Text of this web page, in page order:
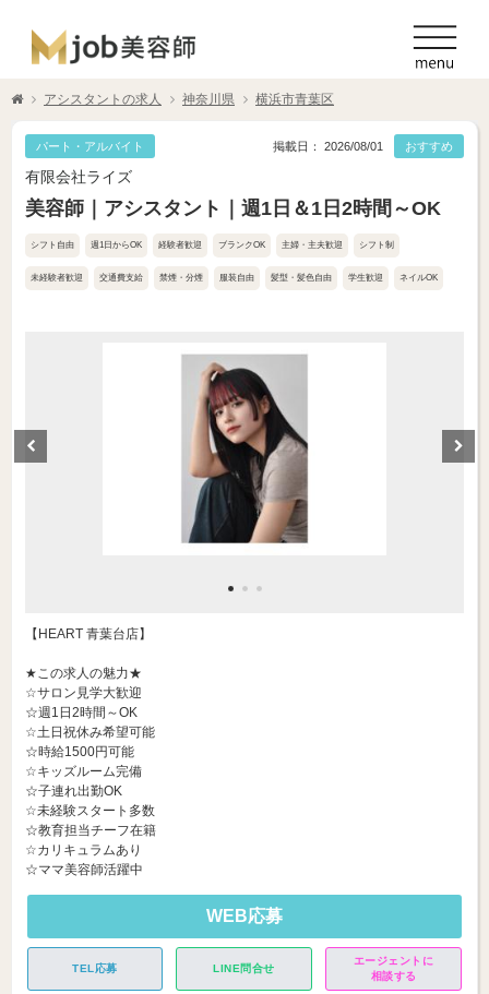
アシスタントの求人 神奈川県 横浜市青葉区
パート・アルバイト おすすめ
掲載日： 2026/08/01
有限会社ライズ
美容師｜アシスタント｜週1日＆1日2時間～OK
シフト自由 週1日からOK 経験者歓迎 ブランクOK 主婦・主夫歓迎 シフト制
未経験者歓迎 交通費支給 禁煙・分煙 服装自由 髪型・髪色自由 学生歓迎 ネイルOK
【HEART 青葉台店】
★この求人の魅力★
☆サロン見学大歓迎
☆週1日2時間～OK
☆土日祝休み希望可能
☆時給1500円可能
☆キッズルーム完備
☆子連れ出勤OK
☆未経験スタート多数
☆教育担当チーフ在籍
☆カリキュラムあり
☆ママ美容師活躍中
WEB応募
TEL応募 LINE問合せ
エージェントに
相談する